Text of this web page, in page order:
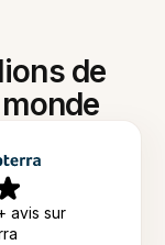
de
avis sur